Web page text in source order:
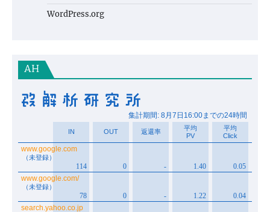
WordPress.org
AH